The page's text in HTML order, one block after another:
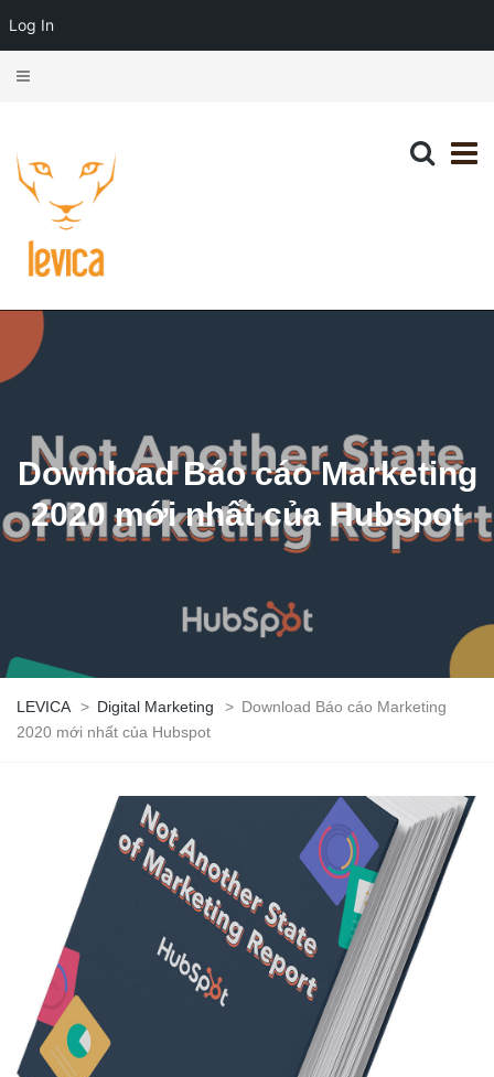
Download Báo cáo Marketing
2020 mới nhất của Hubspot
LEVICA > Digital Marketing > Download Báo cáo Marketing
2020 mới nhất của Hubspot
Log In